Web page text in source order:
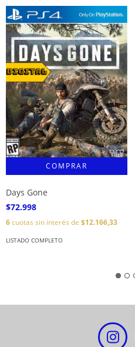
Days Gone
$72.998
6cuotas sin interés de $12.166,33
LISTADO COMPLETO